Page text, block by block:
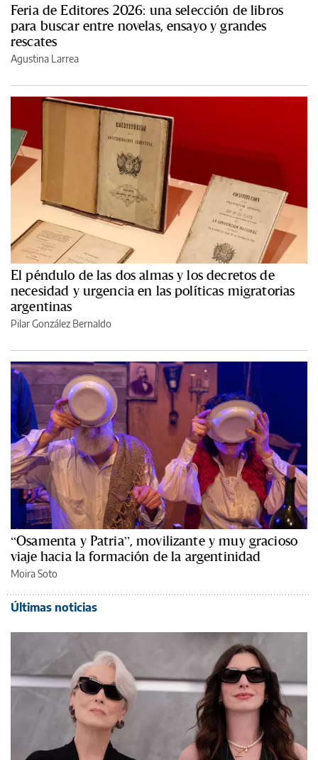
Feria de Editores 2026: una selección de libros
para buscar entre novelas, ensayo y grandes
rescates
Agustina Larrea
El péndulo de las dos almas y los decretos de
necesidad y urgencia en las políticas migratorias
argentinas
Pilar González Bernaldo
“Osamenta y Patria”, movilizante y muy gracioso
viaje hacia la formación de la argentinidad
Moira Soto
Últimas noticias